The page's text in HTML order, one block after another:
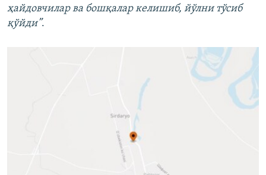
ҳайдовчилар ва бошқалар келишиб, йўлни тўсиб
қўйди”.